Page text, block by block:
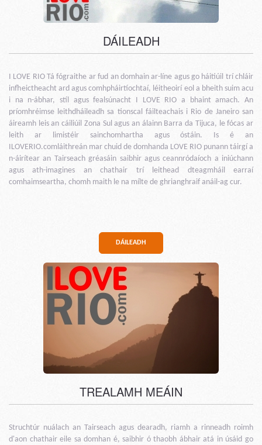
DÁILEADH
I LOVE RIO Tá fógraithe ar fud an domhain ar-líne agus go háitiúil trí chláir
infheictheacht ard agus comhpháirtíochtaí, léitheoirí eol a bheith suim acu
i na n-ábhar, stíl agus fealsúnacht I LOVE RIO a bhaint amach. An
príomhréimse leithdháileadh sa tionscal fáilteachais i Rio de Janeiro san
áireamh leis an cáiliúil Zona Sul agus an álainn Barra da Tijuca, le fócas ar
leith ar limistéir sainchomhartha agus óstáin. Is é an
ILOVERIO.comláithreán mar chuid de domhanda LOVE RIO punann táirgí a
n-áirítear an Tairseach gréasáin saibhir agus ceannródaíoch a iniúchann
agus ath-imagines an chathair trí leithead dteagmháil earraí
comhaimseartha, chomh maith le na mílte de ghrianghraif anáil-ag cur.
DÁILEADH
TREALAMH MEÁIN
Struchtúr nuálach an Tairseach agus dearadh, riamh a rinneadh roimh
d'aon chathair eile sa domhan é, saibhir ó thaobh ábhair atá in úsáid go